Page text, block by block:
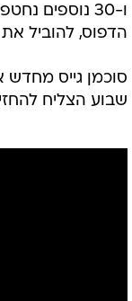
ו-30 נוספים
הדפוס, להוביל
סוכמן גייס מחדש
שבוע הצליח